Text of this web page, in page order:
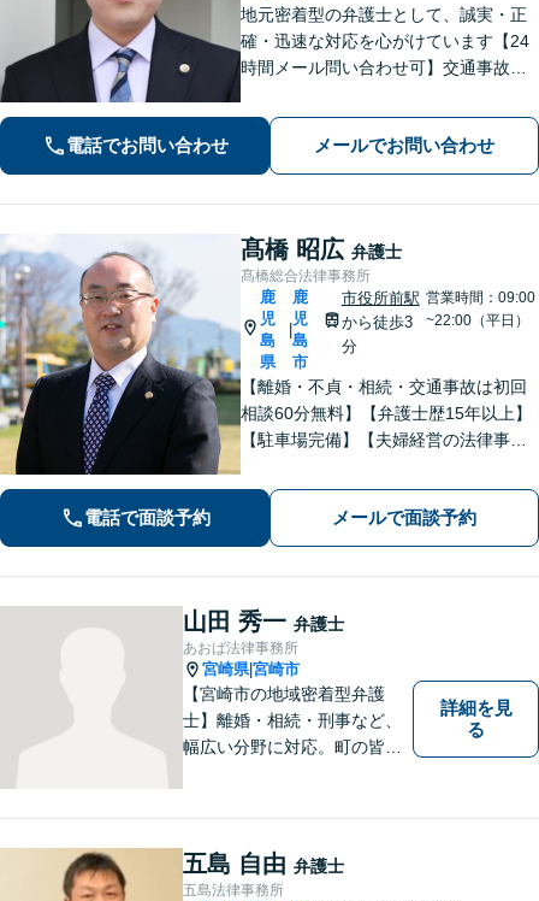
地元密着型の弁護士として、誠実・正
確・迅速な対応を心がけています【24
時間メール問い合わせ可】交通事故／
幅広く対応。新しい人生のスタートを
切るお手伝いをします【市電水族館口
駅2分】【完全個室】
電話でお問い合わせ メールでお問い合わせ
髙橋 昭広 弁護士
髙橋総合法律事務所
鹿
児
島
県
|
鹿
児
島
市
市役所前駅
から徒歩3
分
営業時間：09:00
~22:00（平日）
【離婚・不貞・相続・交通事故は初回
相談60分無料】【弁護士歴15年以上】
【駐車場完備】【夫婦経営の法律事務
解決します【離婚問題】最善の解決方
法をご提案します【交通事故】適切な
賠償金・後遺障害認定を獲得します
電話で面談予約 メールで面談予約
山田 秀一 弁護士
あおば法律事務所
宮崎県|宮崎市
【宮崎市の地域密着型弁護
士】離婚・相続・刑事など、
幅広い分野に対応。町の皆様
ことなく、お気軽にご相談く
ださい。きっと道が開けま
す。
詳細を見
る
五島 自由 弁護士
五島法律事務所